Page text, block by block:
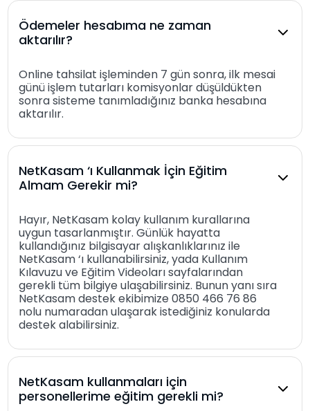
Ödemeler hesabıma ne zaman
aktarılır?
Online tahsilat işleminden 7 gün sonra, ilk mesai
günü işlem tutarları komisyonlar düşüldükten
sonra sisteme tanımladığınız banka hesabına
aktarılır.
NetKasam ‘ı Kullanmak İçin Eğitim
Almam Gerekir mi?
Hayır, NetKasam kolay kullanım kurallarına
uygun tasarlanmıştır. Günlük hayatta
kullandığınız bilgisayar alışkanlıklarınız ile
NetKasam ‘ı kullanabilirsiniz, yada Kullanım
Kılavuzu ve Eğitim Videoları sayfalarından
gerekli tüm bilgiye ulaşabilirsiniz. Bunun yanı sıra
NetKasam destek ekibimize 0850 466 76 86
nolu numaradan ulaşarak istediğiniz konularda
destek alabilirsiniz.
NetKasam kullanmaları için
personellerime eğitim gerekli mi?